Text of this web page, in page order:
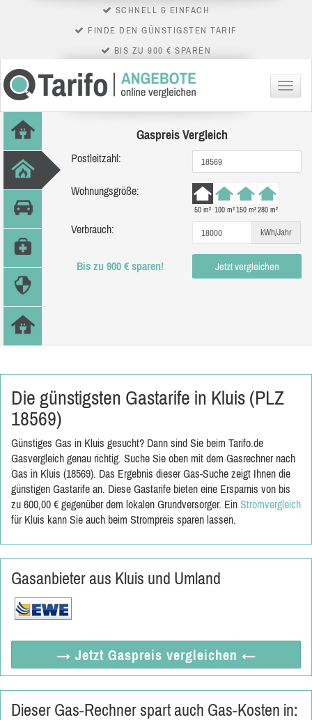
SCHNELL & EINFACH
FINDE DEN GÜNSTIGSTEN TARIF
BIS ZU 900 € SPAREN
Menü
Gaspreis Vergleich
Postleitzahl:
Wohnungsgröße:
50 m² 100 m²150 m²280 m²
Verbrauch: kWh/Jahr
Bis zu 900 € sparen! Jetzt vergleichen
Die günstigsten Gastarife in Kluis (PLZ
18569)
Günstiges Gas in Kluis gesucht? Dann sind Sie beim Tarifo.de
Gasvergleich genau richtig. Suche Sie oben mit dem Gasrechner nach
Gas in Kluis (18569). Das Ergebnis dieser Gas-Suche zeigt Ihnen die
günstigen Gastarife an. Diese Gastarife bieten eine Ersparnis von bis
zu 600,00 € gegenüber dem lokalen Grundversorger. Ein Stromvergleich
für Kluis kann Sie auch beim Strompreis sparen lassen.
Gasanbieter aus Kluis und Umland
→ Jetzt Gaspreis vergleichen ←
Dieser Gas-Rechner spart auch Gas-Kosten in: